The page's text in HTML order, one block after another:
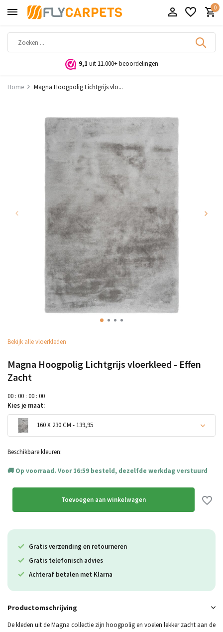
0
9,1 uit 11.000+ beoordelingen
Home Magna Hoogpolig Lichtgrijs vlo...
Bekijk alle vloerkleden
Magna Hoogpolig Lichtgrijs vloerkleed - Effen
Zacht
00 : 00 : 00 : 00
Kies je maat:
160 X 230 CM - 139,95
Beschikbare kleuren:
Op voorraad. Voor 16:59 besteld, dezelfde werkdag verstuurd
Toevoegen aan winkelwagen
Gratis verzending en retourneren
Gratis telefonisch advies
Achteraf betalen met Klarna
Productomschrijving
De kleden uit de Magna collectie zijn hoogpolig en voelen lekker zacht aan de